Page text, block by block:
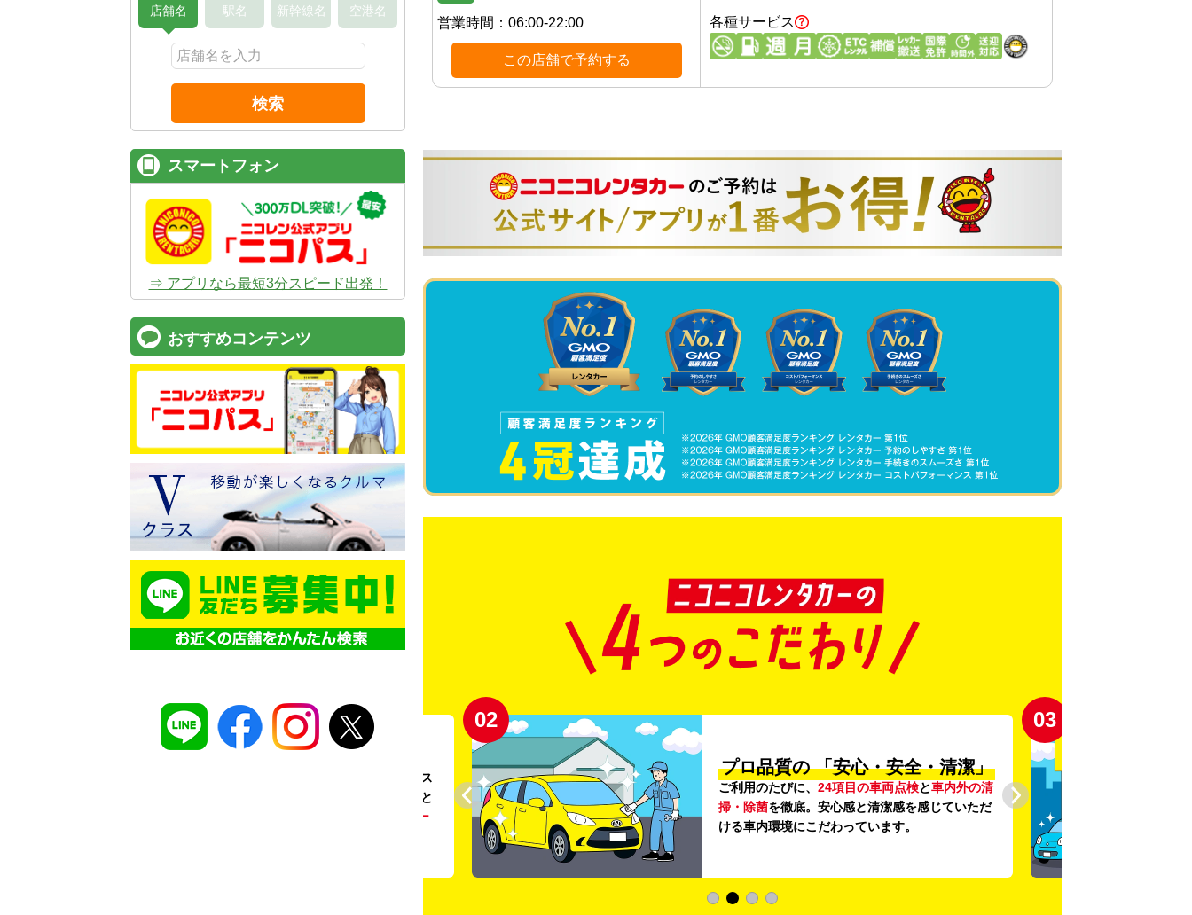
営業時間： 06:00-22:00
この店舗で予約する
各種サービス
。ガソリンス
タンドや整備工場の既存インフラを活用すること
リー
02
プロ品質の 「安心・安全・清潔」
ご利用のたびに、 24項目の車両点検と車内外の清
掃・除菌を徹底。安心感と清潔感を感じていただ
ける車内環境にこだわっています。
03
店舗名 駅名 新幹線名 空港名
検索
スマートフォン
⇒ アプリなら最短3分スピード出発！
おすすめコンテンツ